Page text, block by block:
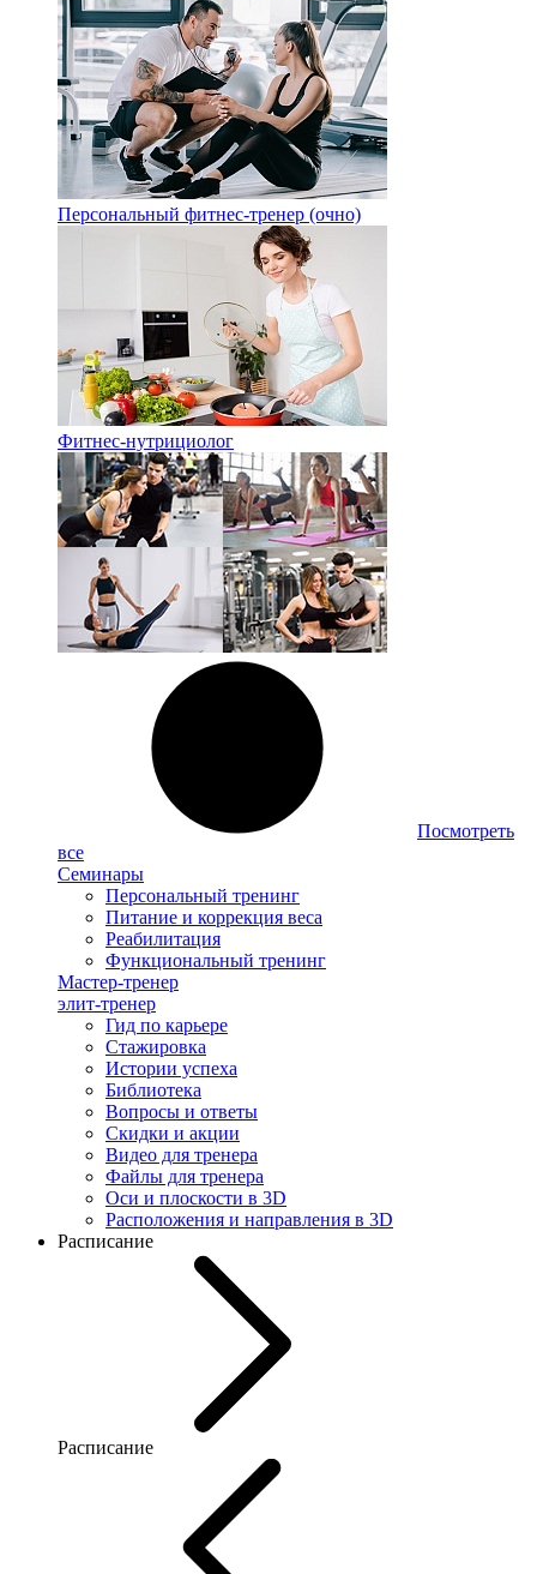
Персональный фитнес-тренер (очно)
Фитнес-нутрициолог
Посмотреть
все
Семинары
Персональный тренинг
Питание и коррекция веса
Реабилитация
Функциональный тренинг
Мастер-тренер
элит-тренер
Гид по карьере
Стажировка
Истории успеха
Библиотека
Вопросы и ответы
Скидки и акции
Видео для тренера
Файлы для тренера
Оси и плоскости в 3D
Расположения и направления в 3D
Расписание
Расписание